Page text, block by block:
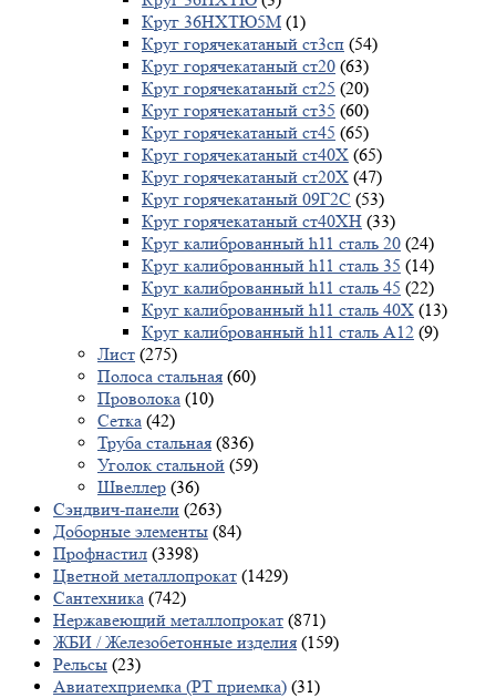
Круг 36НХТЮ5М (1)
Круг горячекатаный ст3сп (54)
Круг горячекатаный ст20 (63)
Круг горячекатаный ст25 (20)
Круг горячекатаный ст35 (60)
Круг горячекатаный ст45 (65)
Круг горячекатаный ст40Х (65)
Круг горячекатаный ст20Х (47)
Круг горячекатаный 09Г2С (53)
Круг горячекатаный ст40ХН (33)
Круг калиброванный h11 сталь 20 (24)
Круг калиброванный h11 сталь 35 (14)
Круг калиброванный h11 сталь 45 (22)
Круг калиброванный h11 сталь 40X (13)
Круг калиброванный h11 сталь А12 (9)
Лист (275)
Полоса стальная (60)
Проволока (10)
Сетка (42)
Труба стальная (836)
Уголок стальной (59)
Швеллер (36)
Сэндвич-панели (263)
Доборные элементы (84)
Профнастил (3398)
Цветной металлопрокат (1429)
Сантехника (742)
Нержавеющий металлопрокат (871)
ЖБИ / Железобетонные изделия (159)
Рельсы (23)
Авиатехприемка (РТ приемка) (31)